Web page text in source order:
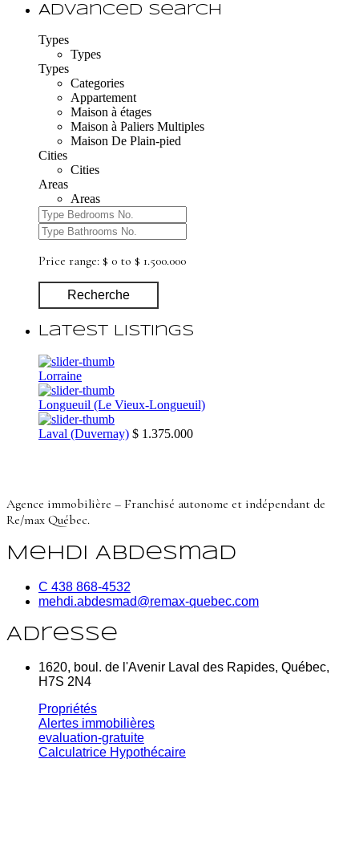
Advanced Search
Types
Types
Types
Categories
Appartement
Maison à étages
Maison à Paliers Multiples
Maison De Plain-pied
Cities
Cities
Areas
Areas
Price range: $ 0 to $ 1.500.000
Recherche
Latest Listings
Lorraine
Longueuil (Le Vieux-Longueuil)
Laval (Duvernay) $ 1.375.000
Agence immobilière – Franchisé autonome et indépendant de
Re/max Québec.
Mehdi Abdesmad
C 438 868-4532
mehdi.abdesmad@remax-quebec.com
Adresse
1620, boul. de l'Avenir Laval des Rapides, Québec,
H7S 2N4
Propriétés
Alertes immobilières
evaluation-gratuite
Calculatrice Hypothécaire